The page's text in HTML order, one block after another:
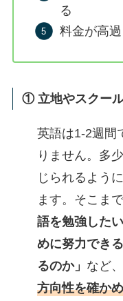
る
料金が高
① 立地やスクー
英語は1-2週間
りません。多
じられるよう
ます。そこま
語を勉強した
めに努力でき
るのか」 など
方向性を確か